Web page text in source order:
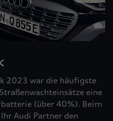
2023 war die häufigste
eine
(über 40%). Beim
Audi Partner den